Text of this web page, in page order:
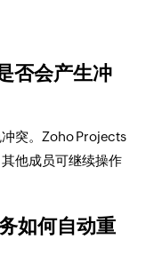
否会产生冲
突。Zoho Projects
他成员可继续操作
如何自动重